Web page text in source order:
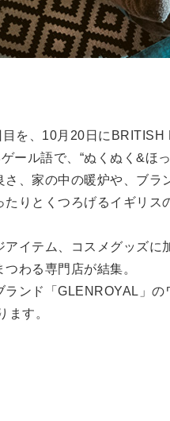
を、10月20日にBRITISH
ール語で、“ぬくぬく&ほ
、家の中の暖炉や、ブラ
りとくつろげるイギリス
イテム、コスメグッズに
わる専門店が結集。
ンド「GLENROYAL」の
ます。